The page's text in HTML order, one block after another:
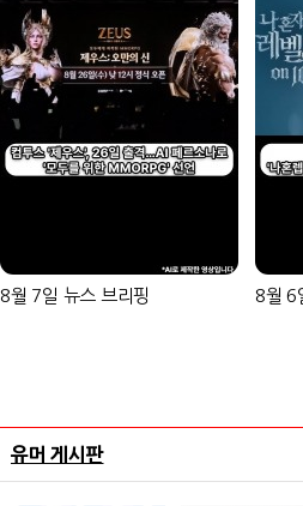
8월 7일 뉴스 브리핑 8월 6
유머 게시판